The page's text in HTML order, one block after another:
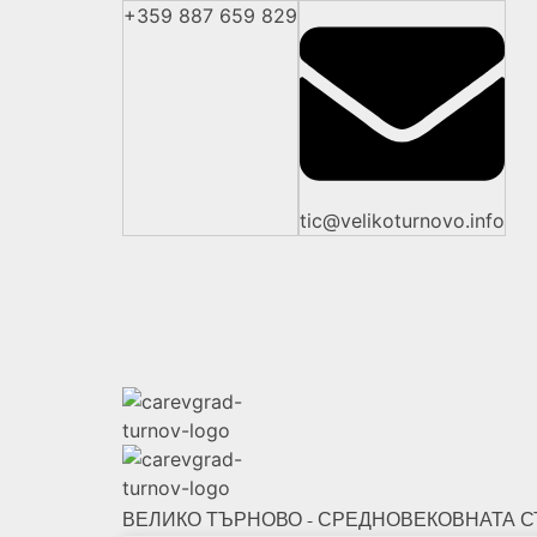
+359 887 659 829
tic@velikoturnovo.info
ВЕЛИКО ТЪРНОВО - СРЕДНОВЕКОВНАТА